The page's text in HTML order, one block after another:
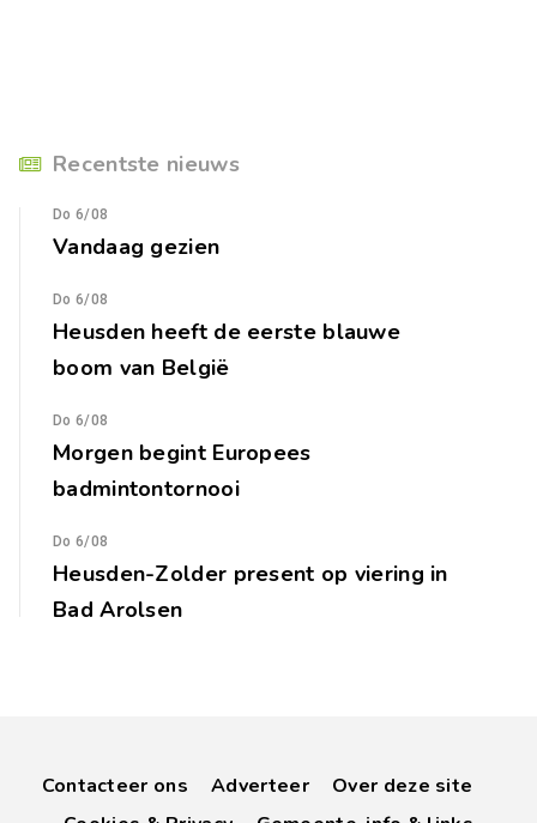
Recentste nieuws
Do 6/08
Vandaag gezien
Do 6/08
Heusden heeft de eerste blauwe
boom van België
Do 6/08
Morgen begint Europees
badmintontornooi
Do 6/08
Heusden-Zolder present op viering in
Bad Arolsen
Contacteer ons Adverteer
Over deze site